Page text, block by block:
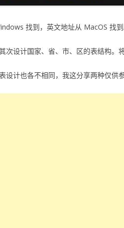
找到，英文地址从 MacOS 找到
次设计国家、省、市、区的表结构。
设计也各不相同，我这分享两种仅供参